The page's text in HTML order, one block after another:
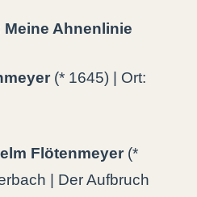
Ahnenlinie
(* 1645) | Ort:
Flötenmeyer (*
| Der Aufbruch